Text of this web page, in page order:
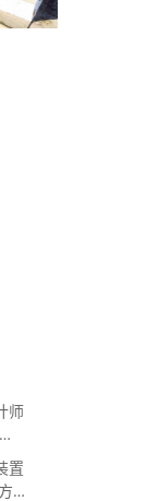
师
置